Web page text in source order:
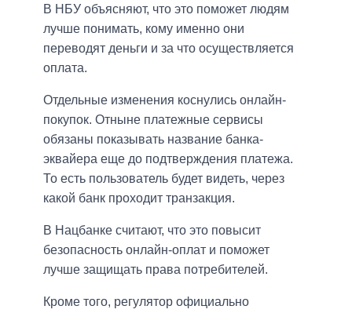
В НБУ объясняют, что это поможет людям
лучше понимать, кому именно они
переводят деньги и за что осуществляется
оплата.
Отдельные изменения коснулись онлайн-
покупок. Отныне платежные сервисы
обязаны показывать название банка-
эквайера еще до подтверждения платежа.
То есть пользователь будет видеть, через
какой банк проходит транзакция.
В Нацбанке считают, что это повысит
безопасность онлайн-оплат и поможет
лучше защищать права потребителей.
Кроме того, регулятор официально